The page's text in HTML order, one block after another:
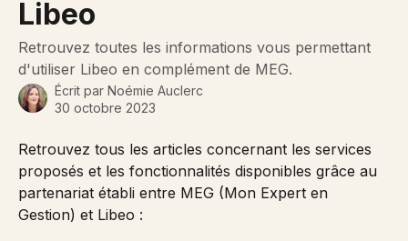
Libeo
Retrouvez toutes les informations vous permettant
d'utiliser Libeo en complément de MEG.
Écrit par Noémie Auclerc
30 octobre 2023
Retrouvez tous les articles concernant les services
proposés et les fonctionnalités disponibles grâce au
partenariat établi entre MEG (Mon Expert en
Gestion) et Libeo :